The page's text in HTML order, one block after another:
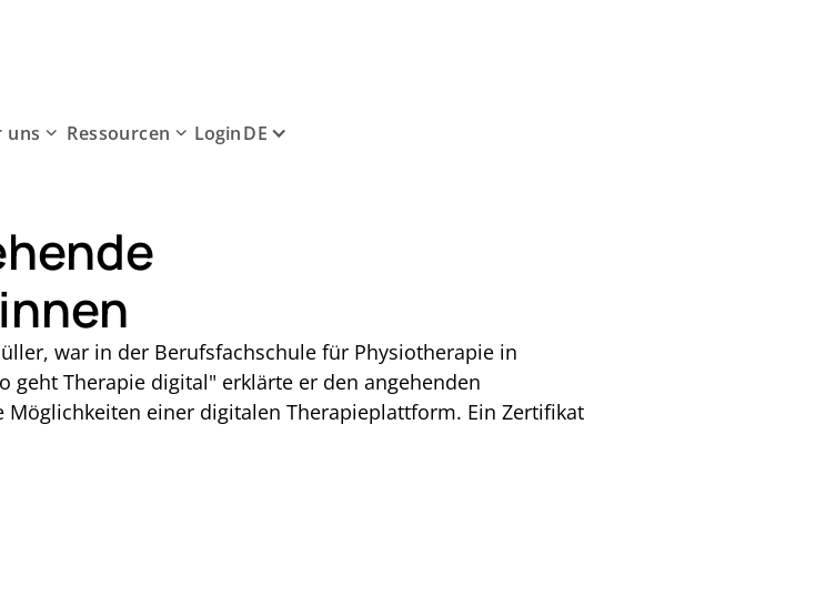
uns Ressourcen LoginDE
war in der Berufsfachschule für Physiotherapie in
geht Therapie digital" erklärte er den angehenden
einer digitalen Therapieplattform. Ein Zertifikat